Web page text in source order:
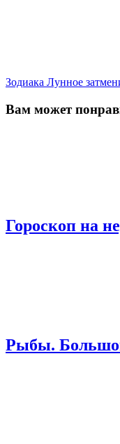
Зодиака Лунное
Вам может
Гороскоп на
Рыбы.